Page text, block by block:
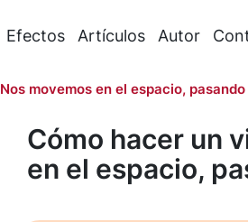
Efectos Artículos Autor
Nos movemos en el espacio,
Cómo hacer un
en el espacio,